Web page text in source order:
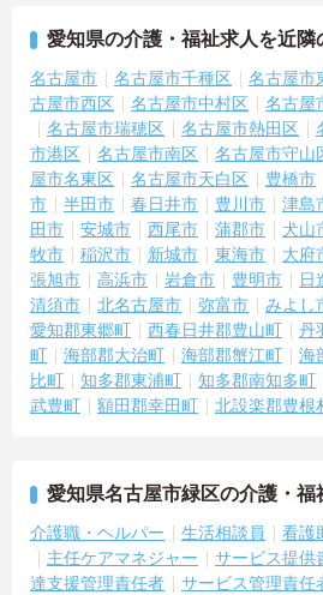
愛知県の介護・福祉求人を近隣
名古屋市 名古屋市千種区 名古屋市
古屋市西区
名古屋市中村区 名古屋
名古屋市瑞穂区
名古屋市熱田区
市港区
名古屋市南区 名古屋市守山
屋市名東区
名古屋市天白区 豊橋市
市
半田市 春日井市 豊川市 津島
田市
安城市 西尾市 蒲郡市 犬山
牧市
稲沢市 新城市 東海市 大府
張旭市
高浜市 岩倉市 豊明市 日
清須市
北名古屋市 弥富市 みよし
愛知郡東郷町
西春日井郡豊山町 丹
町
海部郡大治町 海部郡蟹江町 海
比町
知多郡東浦町 知多郡南知多町
武豊町
額田郡幸田町 北設楽郡豊根
愛知県名古屋市緑区の介護・福
介護職・ヘルパー 生活相談員 看護
主任ケアマネジャー
サービス提供
達支援管理責任者
サービス管理責任